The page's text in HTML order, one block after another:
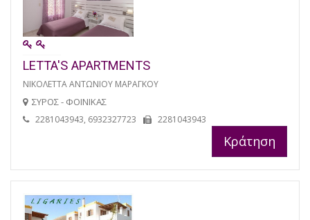
LETTA'S APARTMENTS
ΝΙΚΟΛΕΤΤΑ ΑΝΤΩΝΙΟΥ ΜΑΡΑΓΚΟΥ
ΣΥΡΟΣ - ΦΟΙΝΙΚΑΣ
2281043943, 6932327723 2281043943
Κράτηση